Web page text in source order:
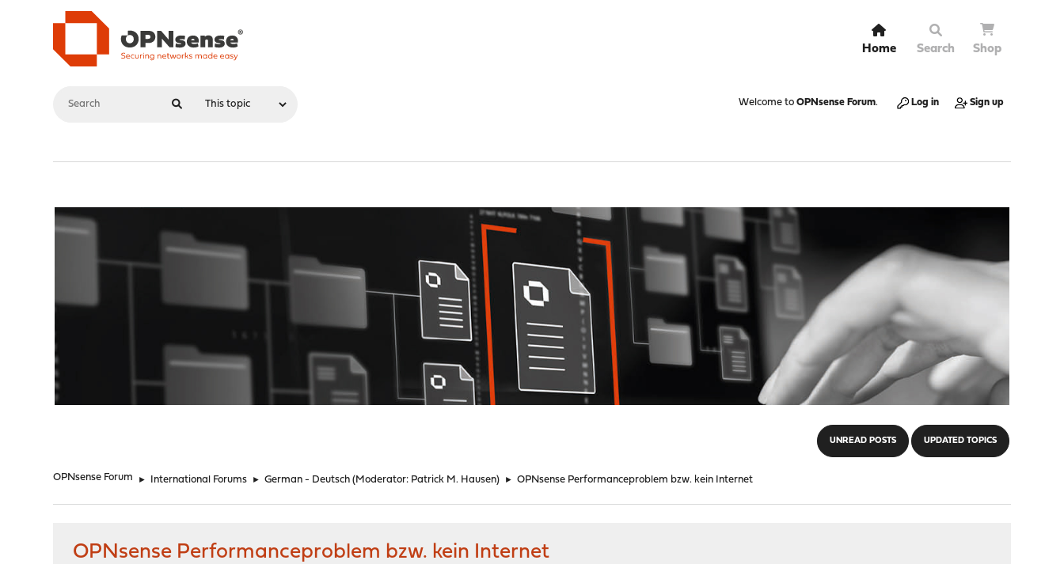
Home Search Shop
Welcome to OPNsense Forum. Log in Sign up
UNREAD POSTS UPDATED TOPICS
OPNsense Forum ► International Forums ► German - Deutsch (Moderator: Patrick M. Hausen) ► OPNsense Performanceproblem bzw. kein Internet
OPNsense Performanceproblem bzw. kein Internet